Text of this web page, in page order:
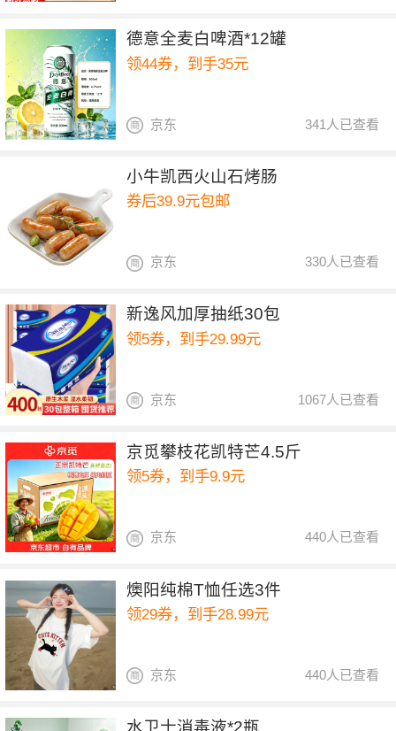
德意全麦白啤酒*12罐
领44券，到手35元
341人已查看
京东
小牛凯西火山石烤肠
券后39.9元包邮
330人已查看
京东
新逸风加厚抽纸30包
领5券，到手29.99元
1067人已查看
京东
京觅攀枝花凯特芒4.5斤
领5券，到手9.9元
440人已查看
京东
燠阳纯棉T恤任选3件
领29券，到手28.99元
440人已查看
京东
水卫士消毒液*2瓶